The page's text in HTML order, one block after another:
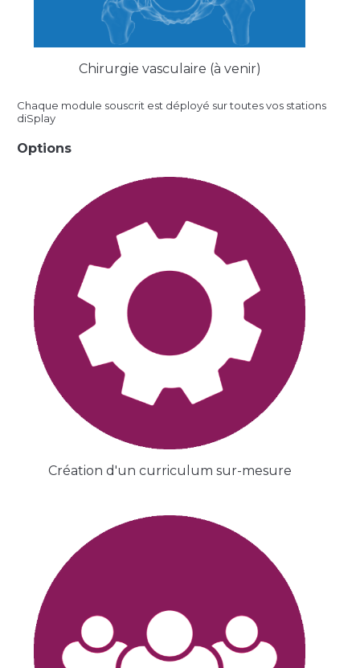
Chirurgie vasculaire (à venir)
Chaque module souscrit est déployé sur toutes vos stations
diSplay
Options
Création d'un curriculum sur-mesure